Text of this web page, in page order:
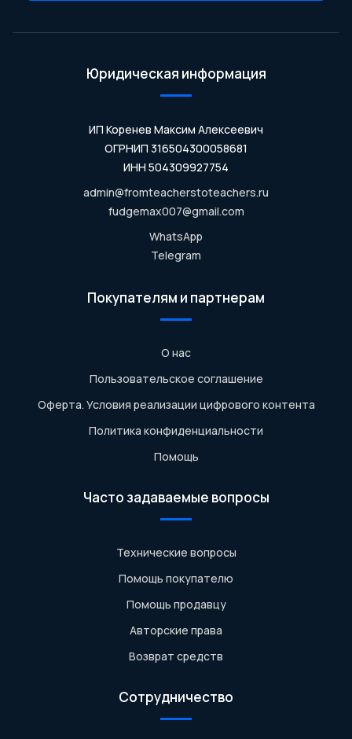
Юридическая информация
ИП Коренев Максим Алексеевич
ОГРНИП 316504300058681
ИНН 504309927754
admin@fromteacherstoteachers.ru
fudgemax007@gmail.com
WhatsApp
Telegram
Покупателям и партнерам
О нас
Пользовательское соглашение
Оферта. Условия реализации цифрового контента
Политика конфиденциальности
Помощь
Часто задаваемые вопросы
Технические вопросы
Помощь покупателю
Помощь продавцу
Авторские права
Возврат средств
Сотрудничество